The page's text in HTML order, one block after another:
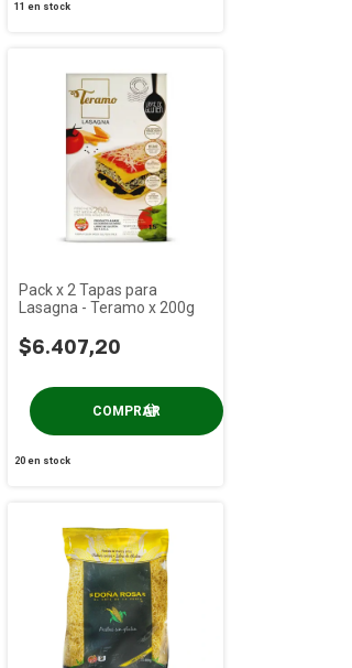
11 en stock
Pack x 2 Tapas para
Lasagna - Teramo x 200g
$6.407,20
20 en stock